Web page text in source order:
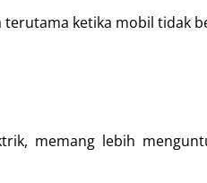
ketika mobil tidak
memang lebih